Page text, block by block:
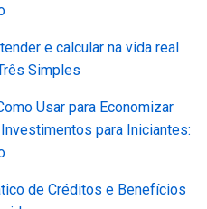
e calcular na vida real
Simples
Usar para Economizar
para Iniciantes:
de Créditos e Benefícios